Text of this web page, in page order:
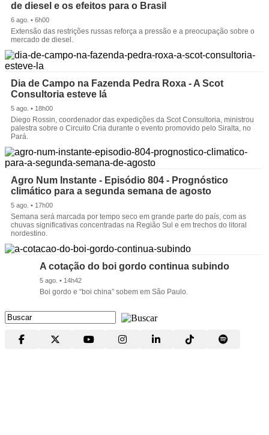
de diesel e os efeitos para o Brasil
6 ago. • 6h00
Extensão das restrições russas reforça a pressão e a preocupação sobre o
mercado de diesel.
Dia de Campo na Fazenda Pedra Roxa - A Scot
Consultoria esteve lá
5 ago. • 18h00
Diego Rossin, coordenador das expedições da Scot Consultoria, ministrou
palestra sobre o Circuito Cria durante o evento promovido pelo Siralta, no
Pará.
Agro Num Instante - Episódio 804 - Prognóstico
climático para a segunda semana de agosto
5 ago. • 17h00
Semana será marcada por tempo seco em grande parte do país, com as
chuvas significativas concentradas na Região Sul e em trechos do litoral
nordestino.
A cotação do boi gordo continua subindo
5 ago. • 14h42
Boi gordo e “boi china” sobem em São Paulo.